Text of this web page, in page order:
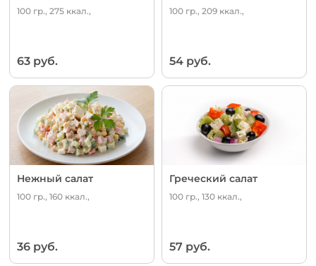
100 гр., 275 ккал.,
63 руб.
100 гр., 209 ккал.,
54 руб.
Нежный салат
100 гр., 160 ккал.,
36 руб.
Греческий салат
100 гр., 130 ккал.,
57 руб.